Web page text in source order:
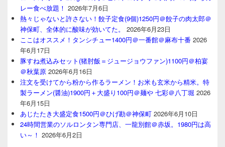
レー食べ放題！ 2026年7月6日
熱々じゃないと許さない！餃子定食(9個)1250円＠餃子の肉太郎＠
神保町、全体的に酸味が効いてた。
2026年6月23日
ここはオススメ！タンシチュー1400円＠一番館＠麻布十番 2026
年6月17日
豚すね煮込みセット(猪肘飯＝ジュージョウファン)1100円＠柏宴
＠秋葉原 2026年6月16日
注文を受けてから粉から作るラーメン！お米も玄米から精米。特
製ラーメン(醤油)1900円＋大盛り100円＠麺や 七彩＠八丁堀 2026
年6月15日
あじたたき大盛定食1500円＠ひげ勘＠神保町 2026年6月10日
24時間営業のソルロンタン専門店、一龍別館＠赤坂。1980円は高
い～！ 2026年6月2日